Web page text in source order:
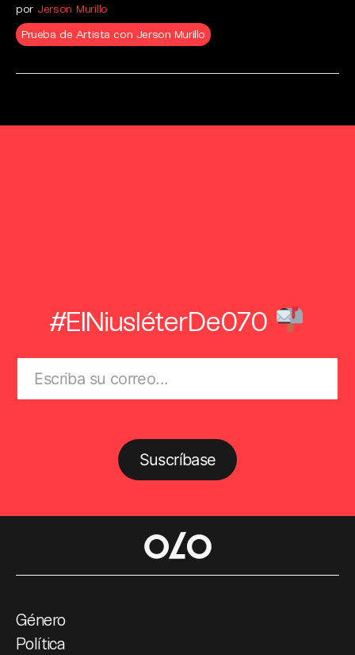
por Jerson Murillo
Prueba de Artista con Jerson Murillo
#ElNiusléterDe070
Suscríbase
Género
Política